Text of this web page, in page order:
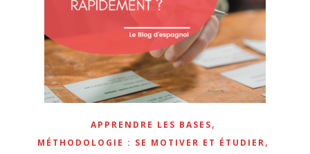
APPRENDRE LES BASES,
MÉTHODOLOGIE : SE MOTIVER ET ÉTUDIER,